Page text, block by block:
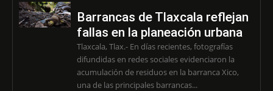
Barrancas de Tlaxcala reflejan
fallas en la planeación urbana
Tlaxcala, Tlax.- En días recientes, fotografías
difundidas en redes sociales evidenciaron la
acumulación de residuos en la barranca Xico,
una de las principales barrancas...